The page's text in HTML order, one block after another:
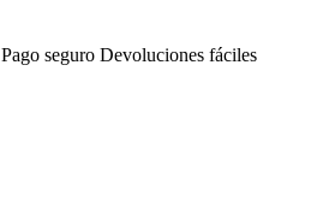
Pago seguro Devoluciones fáciles